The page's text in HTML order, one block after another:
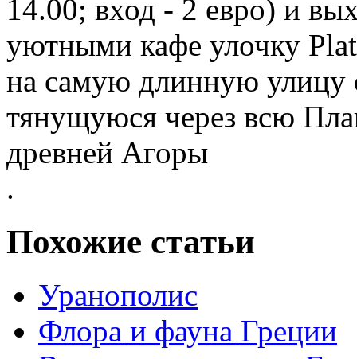
14.00; вход - 2 евро) и
уютными кафе улочку
на самую длинную улицу
тянущуюся через всю
древней Агоры
.
Похожие статьи
Уранополис
Флора и фауна Греции